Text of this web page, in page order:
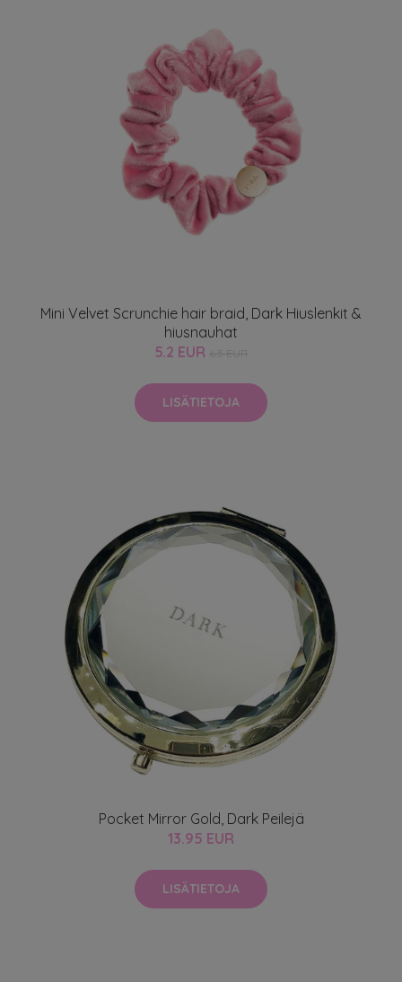
Mini Velvet Scrunchie hair braid, Dark Hiuslenkit &
hiusnauhat
5.2 EUR
LISÄTIETOJA
Pocket Mirror Gold, Dark Peilejä
13.95 EUR
LISÄTIETOJA